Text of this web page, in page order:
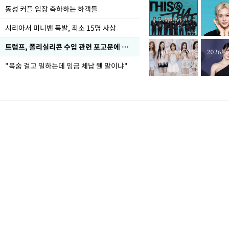
동성 커플 입장 축하하는 하객들
시리아서 미니밴 폭발, 최소 15명 사상
트럼프, 폴리실리콘 수입 관련 포고문에 서명
"목숨 걸고 일하는데 임금 체납 웬 말이냐"